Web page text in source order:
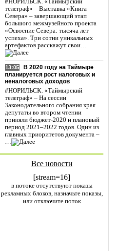
#НОРИЛЬСК. «Таймырский
телеграф» – Выставка «Книга
Севера» – завершающий этап
большого межмузейного проекта
«Освоение Севера: тысяча лет
успеха». Три сотни уникальных
артефактов расскажут свои…
13:05
В 2020 году на Таймыре
планируется рост налоговых и
неналоговых доходов
#НОРИЛЬСК. «Таймырский
телеграф» – На сессии
Законодательного собрания края
депутаты во втором чтении
приняли бюджет-2020 и плановый
период 2021–2022 годов. Один из
главных приоритетов документа –
…
Все новости
[stream=16]
в потоке отсутствуют показы
рекламных блоков, назначьте показы,
или отключите поток